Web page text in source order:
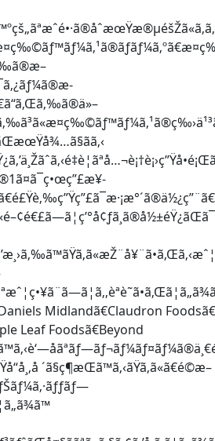
Midlandã€Claudron
Leaf Foodsã€Beyond
´ã§ç¶­æŒã™ã‚‹ãŸã‚ã«ã€é©æ–